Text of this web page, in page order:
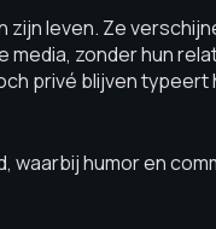
zijn leven. Ze
zonder hun
privé blijven typeert
waarbij humor en